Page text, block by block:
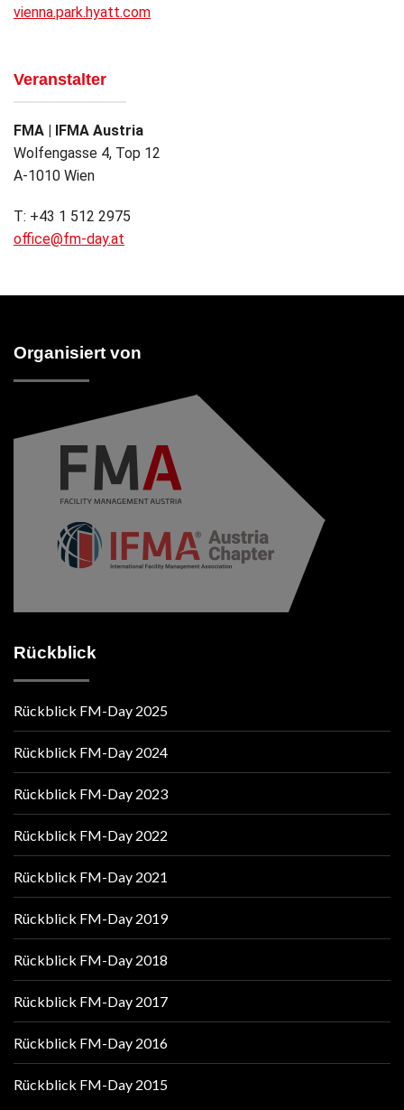
vienna.park.hyatt.com
Veranstalter
FMA | IFMA Austria
Wolfengasse 4, Top 12
A-1010 Wien
T: +43 1 512 2975
office@fm-day.at
Organisiert von
Rückblick
Rückblick FM-Day 2025
Rückblick FM-Day 2024
Rückblick FM-Day 2023
Rückblick FM-Day 2022
Rückblick FM-Day 2021
Rückblick FM-Day 2019
Rückblick FM-Day 2018
Rückblick FM-Day 2017
Rückblick FM-Day 2016
Rückblick FM-Day 2015